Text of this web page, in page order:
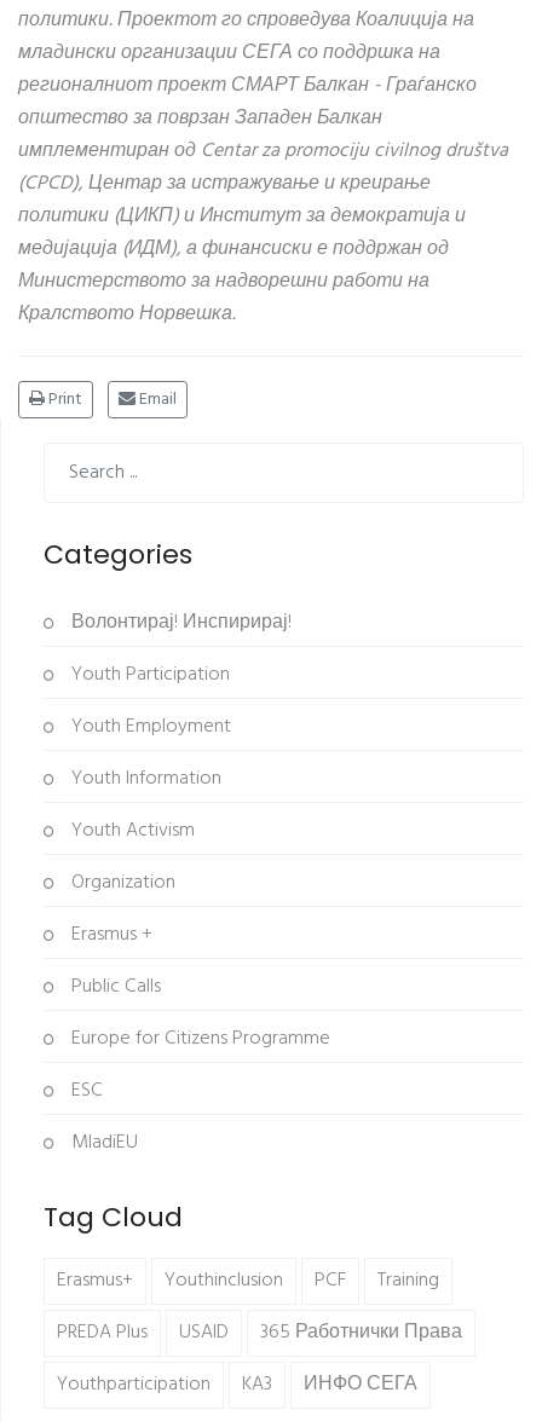
политики. Проектот го спроведува Коалиција на
младински организации СЕГА со поддршка на
регионалниот проект СМАРТ Балкан - Граѓанско
општество за поврзан Западен Балкан
имплементиран од Centar za promociju civilnog društva
(CPCD), Центар за истражување и креирање
политики (ЦИКП) и Институт за демократија и
медијација (ИДМ), а финансиски е поддржан од
Министерството за надворешни работи на
Кралството Норвешка.
Print Email
Categories
Волонтирај! Инспирирај!
Youth Participation
Youth Employment
Youth Information
Youth Activism
Organization
Erasmus +
Public Calls
Europe for Citizens Programme
ESC
MladiEU
Tag Cloud
Erasmus+ Youthinclusion PCF
Training
PREDA Plus
USAID
365 Работнички Права
Youthparticipation
KA3 ИНФО СЕГА